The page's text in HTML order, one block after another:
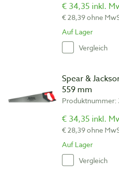
€ 34,35 inkl.
€ 28,39 ohne
Auf Lager
Vergleich
Spear &
559 mm
Produktnummer:
€ 34,35 inkl.
€ 28,39 ohne
Auf Lager
Vergleich